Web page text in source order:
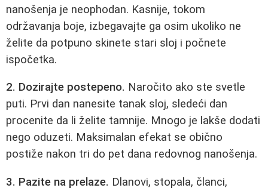
nanošenja je neophodan. Kasnije, tokom
održavanja boje, izbegavajte ga osim ukoliko ne
želite da potpuno skinete stari sloj i počnete
ispočetka.
2. Dozirajte postepeno. Naročito ako ste svetle
puti. Prvi dan nanesite tanak sloj, sledeći dan
procenite da li želite tamnije. Mnogo je lakše dodati
nego oduzeti. Maksimalan efekat se obično
postiže nakon tri do pet dana redovnog nanošenja.
3. Pazite na prelaze. Dlanovi, stopala, članci,